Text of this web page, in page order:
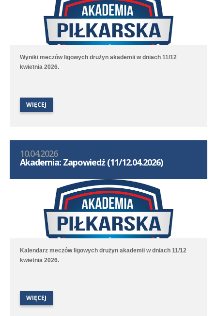
Wyniki meczów ligowych drużyn akademii w dniach 11/12
kwietnia 2026.
WIĘCEJ
10.04.2026
Akademia: Zapowiedź (11/12.04.2026)
Kalendarz meczów ligowych drużyn akademii w dniach 11/12
kwietnia 2026.
WIĘCEJ